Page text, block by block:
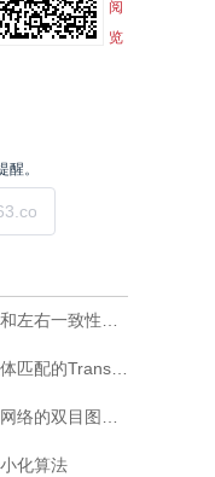
阅
览
。
性的立体匹配算法
Transformer网络
图像超分辨率重建
化算法